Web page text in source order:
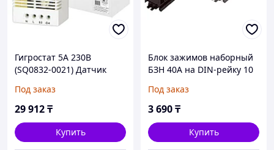
Гигростат 5А 230В
(SQ0832-0021) Датчик
Под заказ
29 912₸
Купить
Блок зажимов наборный
БЗН 40А на DIN-рейку 10
Под заказ
3 690₸
Купить